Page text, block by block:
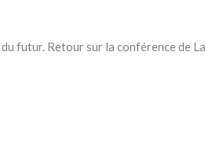
futur. Retour sur la conférence de